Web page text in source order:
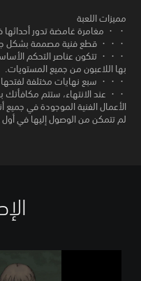
مميزات اللعبة
・ ・ مغامرة غامضة تدور
・・・ قطع فنية مصممة بشكل
・・・ تتكون عناصر التحكم
بها اللاعبون من جميع المستويات.
・・・ سبع نهايات مختلفة لفتحها
الأعمال الفنية الموجودة في جميع
لم تتمكن من الوصول إليها في